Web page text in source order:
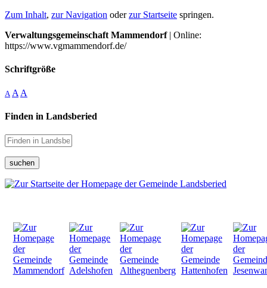
Zum Inhalt, zur Navigation oderzur Startseite springen.
Verwaltungsgemeinschaft Mammendorf| Online:
https://www.vgmammendorf.de/
Schriftgröße
A A A
Finden in Landsberied
suchen